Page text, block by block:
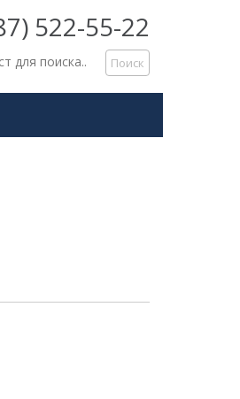
522-55-22